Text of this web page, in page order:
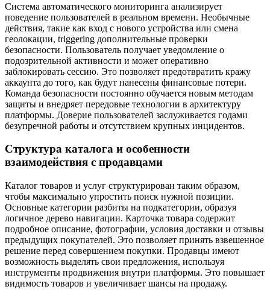
Система автоматического мониторинга анализирует
поведение пользователей в реальном времени. Необычные
действия, такие как вход с нового устройства или смена
геолокации, triggering дополнительные проверки
безопасности. Пользователь получает уведомление о
подозрительной активности и может оперативно
заблокировать сессию. Это позволяет предотвратить кражу
аккаунта до того, как будут нанесены финансовые потери.
Команда безопасности постоянно обучается новым методам
защиты и внедряет передовые технологии в архитектуру
платформы. Доверие пользователей заслуживается годами
безупречной работы и отсутствием крупных инцидентов.
Структура каталога и особенности
взаимодействия с продавцами
Каталог товаров и услуг структурирован таким образом,
чтобы максимально упростить поиск нужной позиции.
Основные категории разбиты на подкатегории, образуя
логичное дерево навигации. Карточка товара содержит
подробное описание, фотографии, условия доставки и отзывы
предыдущих покупателей. Это позволяет принять взвешенное
решение перед совершением покупки. Продавцы имеют
возможность выделять свои предложения, используя
инструменты продвижения внутри платформы. Это повышает
видимость товаров и увеличивает шансы на продажу.